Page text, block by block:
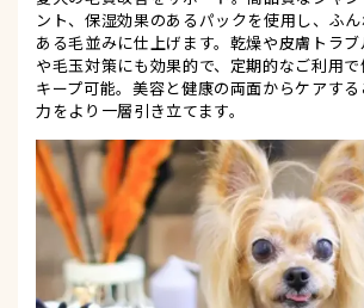
ント、保湿効果のあるパックを使用し、ふ
ある毛並みに仕上げます。乾燥や皮膚トラ
や毛玉対策にも効果的で、定期的なご利用
キープ可能。美容と健康の両面からケアす
力をより一層引き立てます。